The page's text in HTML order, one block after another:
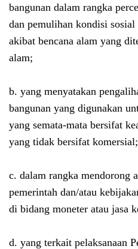
bangunan dalam rangka
dan pemulihan kondisi sosial
akibat bencana alam yang
alam;
b. yang menyatakan
bangunan yang digunakan
yang semata-mata bersifat
yang tidak bersifat komersial;
c. dalam rangka mendorong
pemerintah dan/atau
di bidang moneter atau jasa
d. yang terkait pelaksanaan